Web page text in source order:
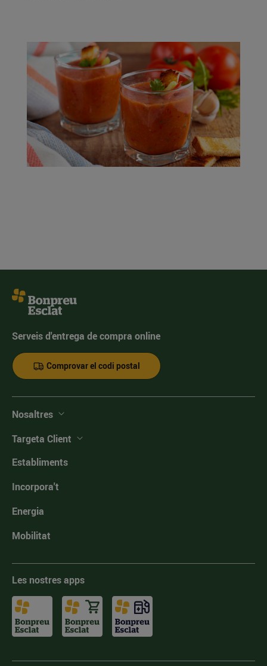
Serveis d'entrega de compra online
Comprovar el codi postal
Nosaltres
Targeta Client
Establiments
Incorpora't
Energia
Mobilitat
Les nostres apps